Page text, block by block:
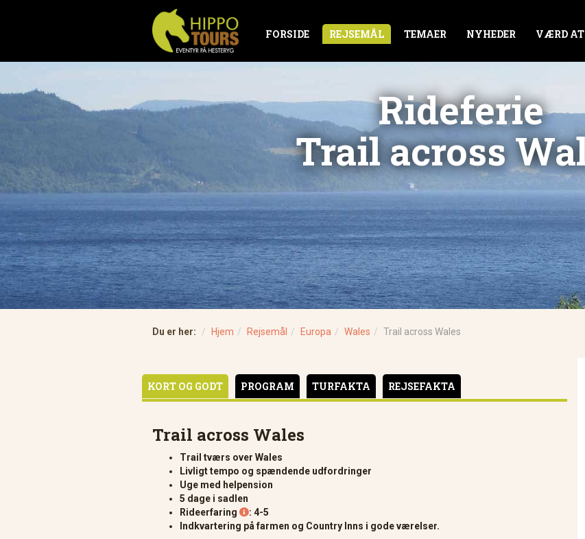
FORSIDE REJSEMÅL TEMAER NYHEDER VÆRD
Rideferie
Trail across
Du er her: Hjem Rejsemål Europa Wales Trail across Wales
KORT OG GODT PROGRAM TURFAKTA REJSEFAKTA
Trail across Wales
Trail tværs over Wales
Livligt tempo og spændende udfordringer
Uge med helpension
5 dage i sadlen
Rideerfaring : 4-5
Indkvartering på farmen og Country Inns i gode værelser.